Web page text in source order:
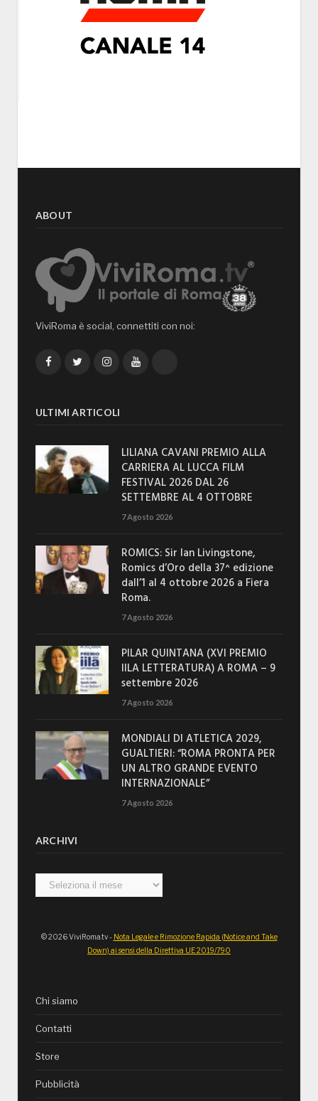
ABOUT
ViviRoma è social, connettiti con noi:
FacebookTwitterInstagramYouTube
ULTIMI ARTICOLI
LILIANA CAVANI PREMIO ALLA
CARRIERA AL LUCCA FILM
FESTIVAL 2026 DAL 26
SETTEMBRE AL 4 OTTOBRE
7 Agosto 2026
ROMICS: Sir Ian Livingstone,
Romics d’Oro della 37^ edizione
dall’1 al 4 ottobre 2026 a Fiera
Roma.
7 Agosto 2026
PILAR QUINTANA (XVI PREMIO
IILA LETTERATURA) A ROMA – 9
settembre 2026
7 Agosto 2026
MONDIALI DI ATLETICA 2029,
GUALTIERI: “ROMA PRONTA PER
UN ALTRO GRANDE EVENTO
INTERNAZIONALE”
7 Agosto 2026
ARCHIVI
Archivi
© 2026 ViviRoma.tv - Nota Legale e Rimozione Rapida (Notice and Take
Down) ai sensi della Direttiva UE 2019/790
Chi siamo
Contatti
Store
Pubblicità